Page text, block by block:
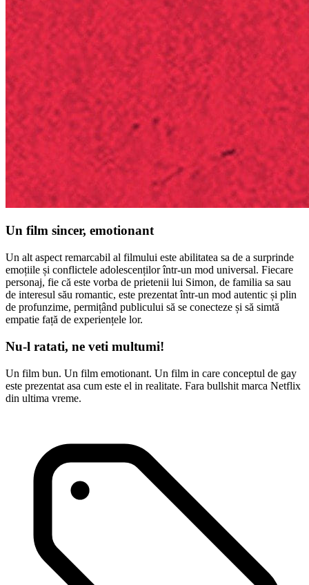
Un film sincer, emotionant
Un alt aspect remarcabil al filmului este abilitatea sa de a surprinde
emoțiile și conflictele adolescenților într-un mod universal. Fiecare
personaj, fie că este vorba de prietenii lui Simon, de familia sa sau
de interesul său romantic, este prezentat într-un mod autentic și plin
de profunzime, permițând publicului să se conecteze și să simtă
empatie față de experiențele lor.
Nu-l ratati, ne veti multumi!
Un film bun. Un film emotionant. Un film in care conceptul de gay
este prezentat asa cum este el in realitate. Fara bullshit marca Netflix
din ultima vreme.